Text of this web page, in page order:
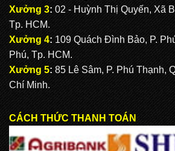
Xưởng 3: 02 - Huỳnh Thị Quyến, Xã
Tp. HCM.
Xưởng 4: 109 Quách Đình Bảo, P.
Phú, Tp. HCM.
Xưởng 5: 85 Lê Sâm, P. Phú Thạnh,
Chí Minh.
CÁCH THỨC THANH TOÁN